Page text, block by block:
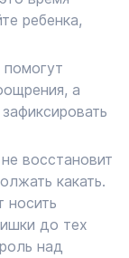
ребенка,
а
восстановит
какать.
носить
до тех
над